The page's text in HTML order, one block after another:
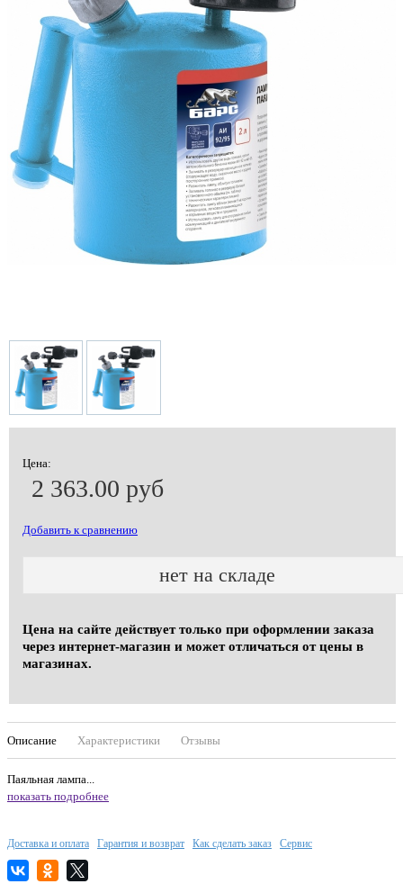
Цена:
2 363.00 руб
Добавить к сравнению
нет на складе
Цена на сайте действует только при оформлении заказа
через интернет-магазин и может отличаться от цены в
магазинах.
Описание Характеристики Отзывы
Паяльная лампа...
показать подробнее
Доставка и оплата Гарантия и возврат Как сделать заказ Сервис